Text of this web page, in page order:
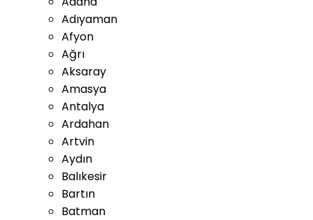
Adıyaman
Afyon
Ağrı
Aksaray
Amasya
Antalya
Ardahan
Artvin
Aydın
Balıkesir
Bartın
Batman